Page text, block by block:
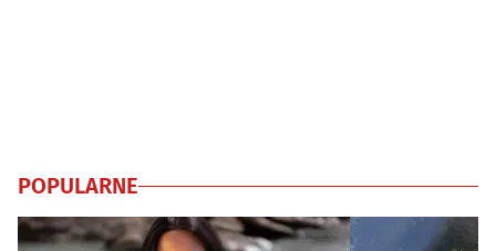
POPULARNE